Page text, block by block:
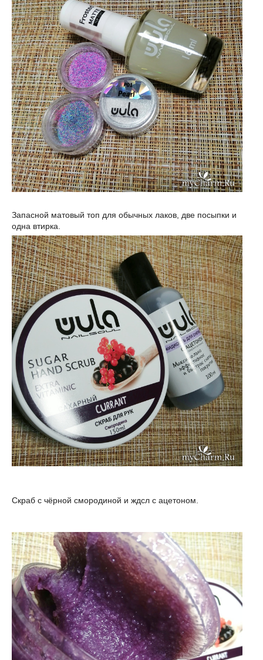
Запасной матовый топ для обычных лаков, две посыпки и
одна втирка.
Скраб с чёрной смородиной и ждсл с ацетоном.